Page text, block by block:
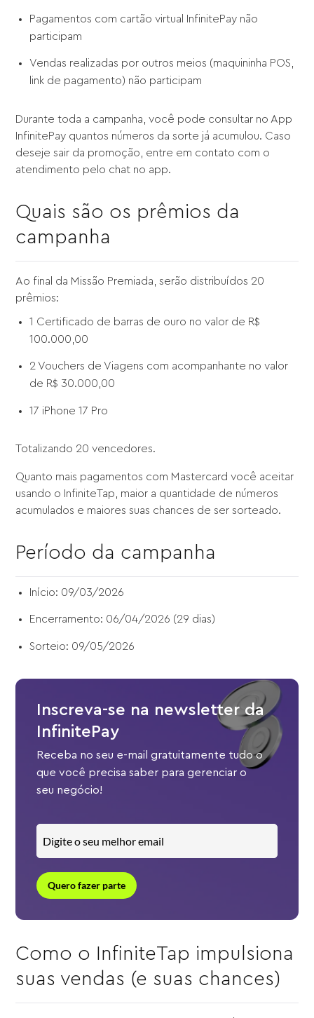
Pagamentos com cartão virtual InfinitePay não
participam
Vendas realizadas por outros meios (maquininha POS,
link de pagamento) não participam
Durante toda a campanha, você pode consultar no App
InfinitePay quantos números da sorte já acumulou. Caso
deseje sair da promoção, entre em contato com o
atendimento pelo chat no app.
Quais são os prêmios da
campanha
Ao final da Missão Premiada, serão distribuídos 20
prêmios:
1 Certificado de barras de ouro no valor de R$
100.000,00
2 Vouchers de Viagens com acompanhante no valor
de R$ 30.000,00
17 iPhone 17 Pro
Totalizando 20 vencedores.
Quanto mais pagamentos com Mastercard você aceitar
usando o InfiniteTap, maior a quantidade de números
acumulados e maiores suas chances de ser sorteado.
Período da campanha
Início: 09/03/2026
Encerramento: 06/04/2026 (29 dias)
Sorteio: 09/05/2026
Inscreva-se na newsletter da
InfinitePay
Receba no seu e-mail gratuitamente tudo o
que você precisa saber para gerenciar o
seu negócio!
Quero fazer parte
Como o InfiniteTap impulsiona
suas vendas (e suas chances)